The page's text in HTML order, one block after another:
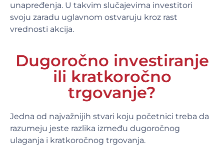
unapređenja. U takvim slučajevima investitori
svoju zaradu uglavnom ostvaruju kroz rast
vrednosti akcija.
Dugoročno investiranje
ili kratkoročno
trgovanje?
Jedna od najvažnijih stvari koju početnici treba da
razumeju jeste razlika između dugoročnog
ulaganja i kratkoročnog trgovanja.